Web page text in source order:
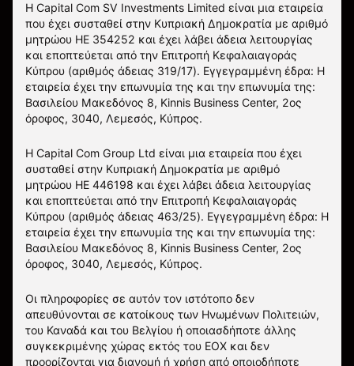
Η Capital Com SV Investments Limited είναι μια εταιρεία
που έχει συσταθεί στην Κυπριακή Δημοκρατία με αριθμό
μητρώου HE 354252 και έχει λάβει άδεια λειτουργίας
και εποπτεύεται από την Επιτροπή Κεφαλαιαγοράς
Κύπρου (αριθμός άδειας 319/17). Εγγεγραμμένη έδρα: Η
εταιρεία έχει την επωνυμία της και την επωνυμία της:
Βασιλείου Μακεδόνος 8, Kinnis Business Center, 2ος
όροφος, 3040, Λεμεσός, Κύπρος.
Η Capital Com Group Ltd είναι μια εταιρεία που έχει
συσταθεί στην Κυπριακή Δημοκρατία με αριθμό
μητρώου ΗΕ 446198 και έχει λάβει άδεια λειτουργίας
και εποπτεύεται από την Επιτροπή Κεφαλαιαγοράς
Κύπρου (αριθμός άδειας 463/25). Εγγεγραμμένη έδρα: Η
εταιρεία έχει την επωνυμία της και την επωνυμία της:
Βασιλείου Μακεδόνος 8, Kinnis Business Center, 2ος
όροφος, 3040, Λεμεσός, Κύπρος.
Οι πληροφορίες σε αυτόν τον ιστότοπο δεν
απευθύνονται σε κατοίκους των Ηνωμένων Πολιτειών,
του Καναδά και του Βελγίου ή οποιασδήποτε άλλης
συγκεκριμένης χώρας εκτός του ΕΟΧ και δεν
προορίζονται για διανομή ή χρήση από οποιοδήποτε